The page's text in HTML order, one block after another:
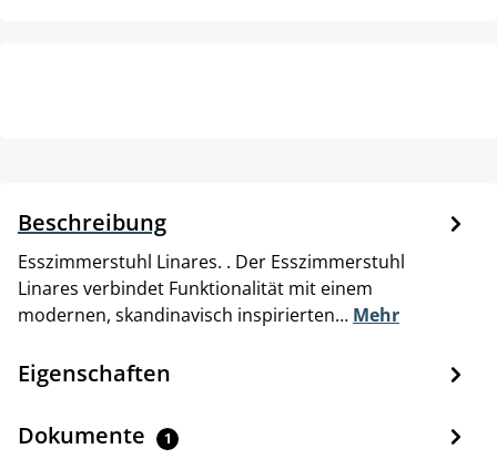
Beschreibung
Esszimmerstuhl Linares. . Der Esszimmerstuhl
Linares verbindet Funktionalität mit einem
modernen, skandinavisch inspirierten… Mehr
Eigenschaften
Dokumente 1